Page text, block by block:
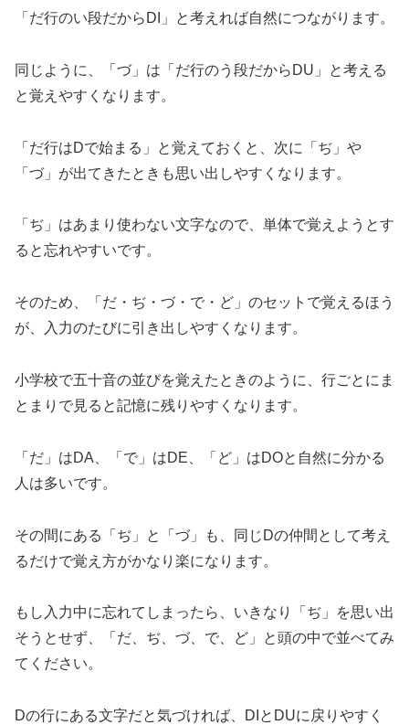
「だ行のい段だからDI」と考えれば自然につながります。
同じように、「づ」は「だ行のう段だからDU」と考える
と覚えやすくなります。
「だ行はDで始まる」と覚えておくと、次に「ぢ」や
「づ」が出てきたときも思い出しやすくなります。
「ぢ」はあまり使わない文字なので、単体で覚えようとす
ると忘れやすいです。
そのため、「だ・ぢ・づ・で・ど」のセットで覚えるほう
が、入力のたびに引き出しやすくなります。
小学校で五十音の並びを覚えたときのように、行ごとにま
とまりで見ると記憶に残りやすくなります。
「だ」はDA、「で」はDE、「ど」はDOと自然に分かる
人は多いです。
その間にある「ぢ」と「づ」も、同じDの仲間として考え
るだけで覚え方がかなり楽になります。
もし入力中に忘れてしまったら、いきなり「ぢ」を思い出
そうとせず、「だ、ぢ、づ、で、ど」と頭の中で並べてみ
てください。
Dの行にある文字だと気づければ、DIとDUに戻りやすく